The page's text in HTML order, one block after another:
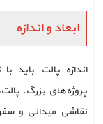
ابعاد و اندازه
اندازه پالت باید
پروژه‌های بزرگ،
نقاشی میدانی و